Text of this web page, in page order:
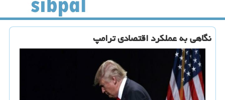
نگاهی به عملكرد اقتصادی ترامپ